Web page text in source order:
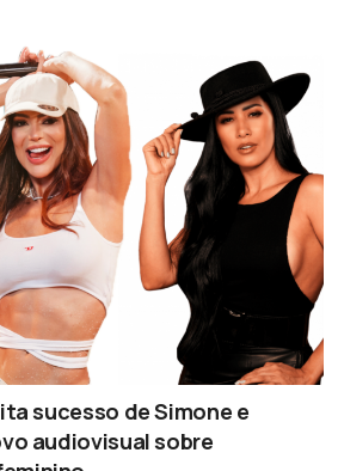
sucesso de Simone e
audiovisual sobre